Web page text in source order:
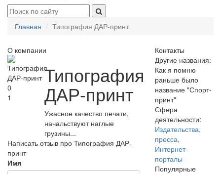
Главная Типография ДАР-принт
О компании
0
1
Типография
ДАР-принт
Ужасное качество печати,
начальствуют наглые
грузины...
Написать отзыв про Типография ДАР-
принт
Имя
Контакты
Другие названия:
Как я помню
раньше было
название "Спорт-
принт"
Сфера
деятельности:
Издательства,
пресса,
Интернет-
порталы
Популярные